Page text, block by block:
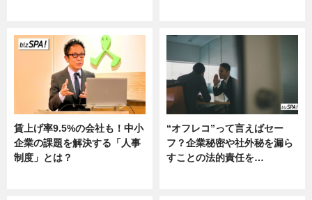
賃上げ率9.5%の会社も！中小
企業の課題を解決する「人事
制度」とは？
“オフレコ”って言えばセー
フ？企業秘密や社外秘を漏ら
すことの法的責任を…